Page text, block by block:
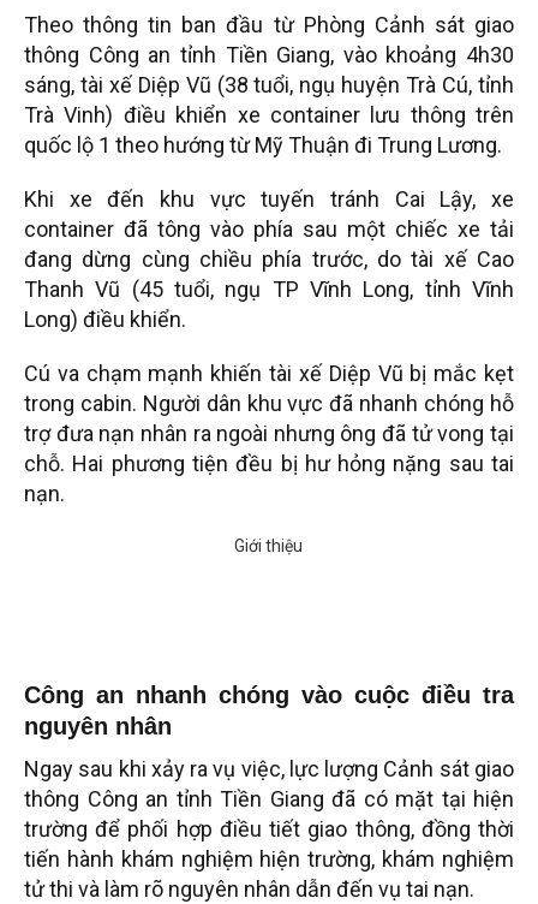
Theo thông tin ban đầu từ Phòng Cảnh sát giao
thông Công an tỉnh Tiền Giang, vào khoảng 4h30
sáng, tài xế Diệp Vũ (38 tuổi, ngụ huyện Trà Cú, tỉnh
Trà Vinh) điều khiển xe container lưu thông trên
quốc lộ 1 theo hướng từ Mỹ Thuận đi Trung Lương.
Khi xe đến khu vực tuyến tránh Cai Lậy, xe
container đã tông vào phía sau một chiếc xe tải
đang dừng cùng chiều phía trước, do tài xế Cao
Thanh Vũ (45 tuổi, ngụ TP Vĩnh Long, tỉnh Vĩnh
Long) điều khiển.
Cú va chạm mạnh khiến tài xế Diệp Vũ bị mắc kẹt
trong cabin. Người dân khu vực đã nhanh chóng hỗ
trợ đưa nạn nhân ra ngoài nhưng ông đã tử vong tại
chỗ. Hai phương tiện đều bị hư hỏng nặng sau tai
nạn.
Công an nhanh chóng vào cuộc điều tra
nguyên nhân
Ngay sau khi xảy ra vụ việc, lực lượng Cảnh sát giao
thông Công an tỉnh Tiền Giang đã có mặt tại hiện
trường để phối hợp điều tiết giao thông, đồng thời
tiến hành khám nghiệm hiện trường, khám nghiệm
tử thi và làm rõ nguyên nhân dẫn đến vụ tai nạn.